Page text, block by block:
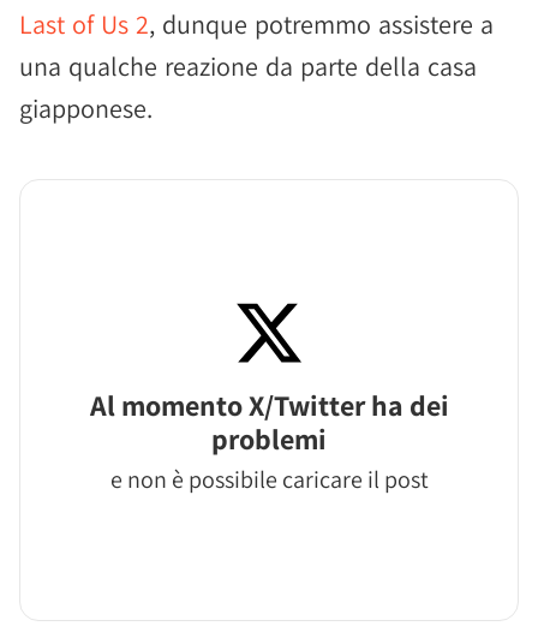
Last of Us 2, dunque potremmo assistere a
una qualche reazione da parte della casa
giapponese.
Al momento X/Twitter ha dei
problemi
e non è possibile caricare il post